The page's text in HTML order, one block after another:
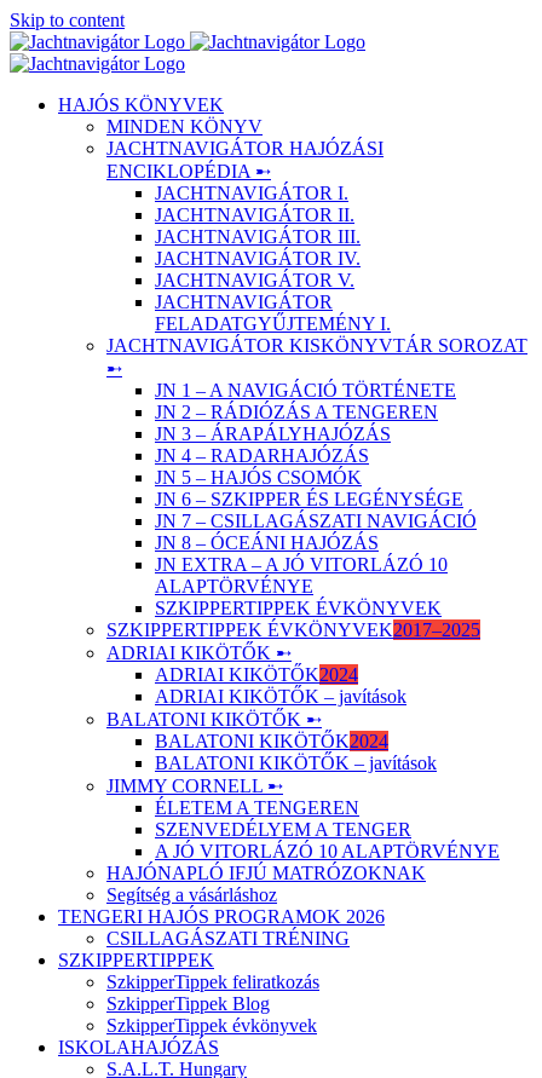
Skip to content
HAJÓS KÖNYVEK
MINDEN KÖNYV
JACHTNAVIGÁTOR HAJÓZÁSI
ENCIKLOPÉDIA ➸
JACHTNAVIGÁTOR I.
JACHTNAVIGÁTOR II.
JACHTNAVIGÁTOR III.
JACHTNAVIGÁTOR IV.
JACHTNAVIGÁTOR V.
JACHTNAVIGÁTOR
FELADATGYŰJTEMÉNY I.
JACHTNAVIGÁTOR KISKÖNYVTÁR SOROZAT
➸
JN 1 – A NAVIGÁCIÓ TÖRTÉNETE
JN 2 – RÁDIÓZÁS A TENGEREN
JN 3 – ÁRAPÁLYHAJÓZÁS
JN 4 – RADARHAJÓZÁS
JN 5 – HAJÓS CSOMÓK
JN 6 – SZKIPPER ÉS LEGÉNYSÉGE
JN 7 – CSILLAGÁSZATI NAVIGÁCIÓ
JN 8 – ÓCEÁNI HAJÓZÁS
JN EXTRA – A JÓ VITORLÁZÓ 10
ALAPTÖRVÉNYE
SZKIPPERTIPPEK ÉVKÖNYVEK
SZKIPPERTIPPEK ÉVKÖNYVEK2017–2025
ADRIAI KIKÖTŐK ➸
ADRIAI KIKÖTŐK2024
ADRIAI KIKÖTŐK – javítások
BALATONI KIKÖTŐK ➸
BALATONI KIKÖTŐK2024
BALATONI KIKÖTŐK – javítások
JIMMY CORNELL ➸
ÉLETEM A TENGEREN
SZENVEDÉLYEM A TENGER
A JÓ VITORLÁZÓ 10 ALAPTÖRVÉNYE
HAJÓNAPLÓ IFJÚ MATRÓZOKNAK
Segítség a vásárláshoz
TENGERI HAJÓS PROGRAMOK 2026
CSILLAGÁSZATI TRÉNING
SZKIPPERTIPPEK
SzkipperTippek feliratkozás
SzkipperTippek Blog
SzkipperTippek évkönyvek
ISKOLAHAJÓZÁS
S.A.L.T. Hungary